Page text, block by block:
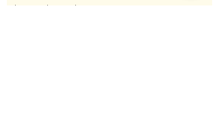
la newsletter du Dressing !